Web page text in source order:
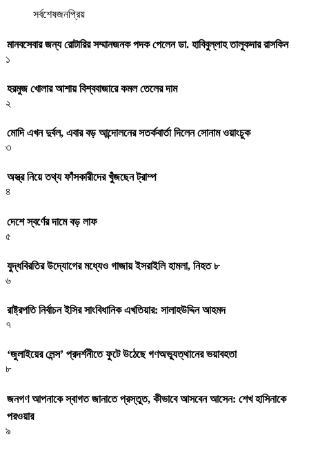
সর্বশেষজনপ্রিয়
মানবসেবার জন্য রোটারির সম্মানজনক পদক পেলেন ডা. হাবিবুল্লাহ তালুকদার রাসকিন
১
হরমুজ খোলার আশায় বিশ্ববাজারে কমল তেলের দাম
২
মোদি এখন দুর্বল, এবার বড় আন্দোলনের সতর্কবার্তা দিলেন সোনাম ওয়াংচুক
৩
অস্ত্র নিয়ে তথ্য ফাঁসকারীদের খুঁজছেন ট্রাম্প
৪
দেশে স্বর্ণের দামে বড় লাফ
৫
যুদ্ধবিরতির উদ্যোগের মধ্যেও গাজায় ইসরাইলি হামলা, নিহত ৮
৬
রাষ্ট্রপতি নির্বাচন ইসির সাংবিধানিক এখতিয়ার: সালাহউদ্দিন আহমদ
৭
‘জুলাইয়ের লেন্স’ প্রদর্শনীতে ফুটে উঠেছে গণঅভ্যুত্থানের ভয়াবহতা
৮
জনগণ আপনাকে স্বাগত জানাতে প্রস্তুত, কীভাবে আসবেন আসেন: শেখ হাসিনাকে
পরওয়ার
৯